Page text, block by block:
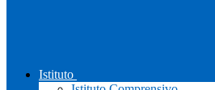
Istituto